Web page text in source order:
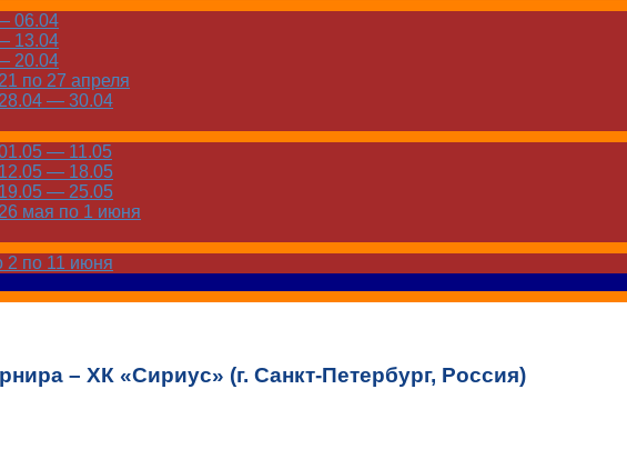
06.04
13.04
20.04
по 27 апреля
— 30.04
— 11.05
— 18.05
— 25.05
мая по 1 июня
2 по 11 июня
– ХК «Сириус» (г. Санкт-Петербург, Россия)